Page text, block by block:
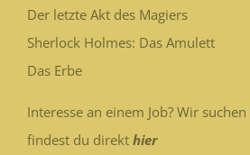
Der letzte Akt des Magiers
Sherlock Holmes: Das Amulett
Das Erbe
Interesse an einem Job? Wir
findest du direkt hier